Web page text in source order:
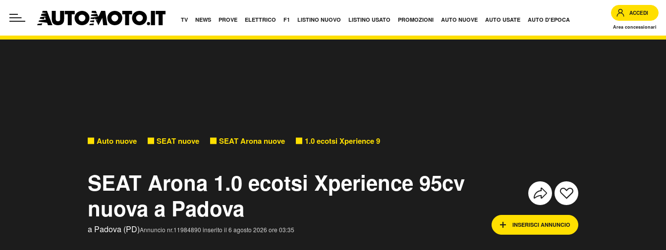
TV NEWS PROVE ELETTRICO F1 LISTINO NUOVO LISTINO USATO PROMOZIONI AUTO NUOVE AUTO USATE AUTO D'EPOCA
ACCEDI
Area concessionari
Auto nuove SEAT nuove SEAT Arona nuove 1.0 ecotsi Xperience 95cv nuove
SEAT Arona 1.0 ecotsi Xperience 95cv
nuova a Padova
a Padova (PD)Annuncio nr.11984890 inserito il 6 agosto 2026 ore 03:35
INSERISCI ANNUNCIO